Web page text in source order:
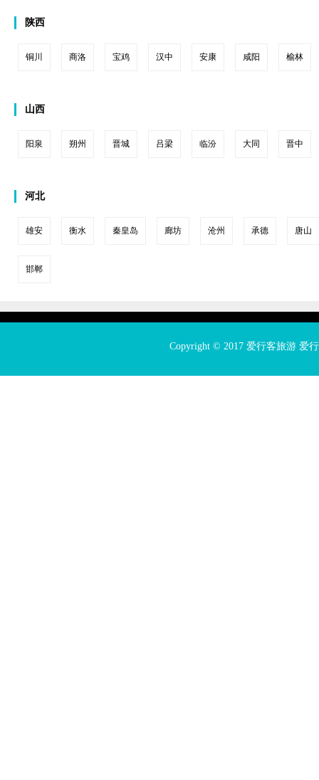
陕西
铜川 商洛 宝鸡 汉中 安康 咸阳 榆林
山西
阳泉 朔州 晋城 吕梁 临汾 大同 晋中
河北
雄安 衡水 秦皇岛 廊坊 沧州 承德 唐山
邯郸
Copyright © 2017 爱行客旅游 爱